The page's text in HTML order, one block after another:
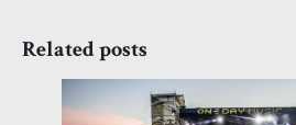
Related posts